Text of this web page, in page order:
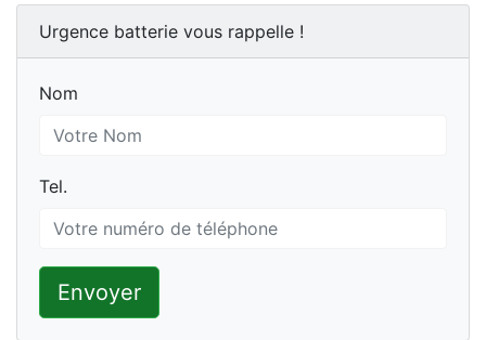
Urgence batterie vous rappelle !
Nom
Nom
Tel.
Tel.
Envoyer